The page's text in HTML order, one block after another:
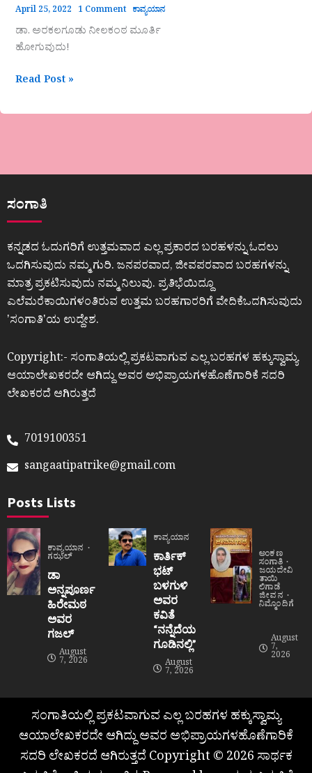
April 25, 2022 1 Comment ಕಾವ್ಯಯಾನ
ಡಾ. ಅರಕಲಗೂಡು ನೀಲಕಂಠ ಮೂರ್ತಿ
ಹೋಗುವುದು!
Read Post »
ಸಂಗಾತಿ
ಕನ್ನಡದ ಓದುಗರಿಗೆ ಉತ್ತಮವಾದ ಎಲ್ಲ ಪ್ರಕಾರದ ಬರಹಳನ್ನು ಓದಲು
ಒದಗಿಸುವುದು ನಮ್ಮ ಗುರಿ. ಜನಪರವಾದ, ಜೀವಪರವಾದ ಬರಹಗಳನ್ನು
ಮಾತ್ರ ಪ್ರಕಟಿಸುವುದು ನಮ್ಮ ನಿಲುವು. ಪ್ರತಿಭೆಯಿದ್ದೂ
ಎಲೆಮರೆಕಾಯಿಗಳಂತಿರುವ ಉತ್ತಮ ಬರಹಗಾರರಿಗೆ ವೇದಿಕೆಒದಗಿಸುವುದು
ʼಸಂಗಾತಿʼಯ ಉದ್ದೇಶ.
Copyright:- ಸಂಗಾತಿಯಲ್ಲಿ ಪ್ರಕಟವಾಗುವ ಎಲ್ಲ ಬರಹಗಳ ಹಕ್ಕುಸ್ವಾಮ್ಯ
ಆಯಾಲೇಖಕರದೇ ಆಗಿದ್ದು ಅವರ ಅಭಿಪ್ರಾಯಗಳಹೊಣೆಗಾರಿಕೆ ಸದರಿ
ಲೇಖಕರದೆ ಆಗಿರುತ್ತದೆ
7019100351
sangaatipatrike@gmail.com
Posts Lists
ಕಾವ್ಯಯಾನ
ಗಝಲ್
ಡಾ
ಅನ್ನಪೂರ್ಣ
ಹಿರೇಮಠ
ಅವರ
ಗಜಲ್
August
7, 2026
ಕಾವ್ಯಯಾನ
ಕಾರ್ತಿಕ್
ಭಟ್
ಬಳಗುಳಿ
ಅವರ
ಕವಿತೆ
“ನನ್ನೆದೆಯ
ಗೂಡಿನಲ್ಲಿ”
August
7, 2026
ಅಂಕಣ
ಸಂಗಾತಿ
ಜಯದೇವಿ
ತಾಯಿ
ಲಿಗಾಡೆ
ಜೀವನ
ನಿಮ್ಮೊಂದಿಗೆ
August
7,
2026
ಸಂಗಾತಿಯಲ್ಲಿ ಪ್ರಕಟವಾಗುವ ಎಲ್ಲ ಬರಹಗಳ ಹಕ್ಕುಸ್ವಾಮ್ಯ
ಆಯಾಲೇಖಕರದೇ ಆಗಿದ್ದು ಅವರ ಅಭಿಪ್ರಾಯಗಳಹೊಣೆಗಾರಿಕೆ
ಸದರಿ ಲೇಖಕರದೆ ಆಗಿರುತ್ತದೆ Copyright © 2026 ಸಾರ್ಥಕ